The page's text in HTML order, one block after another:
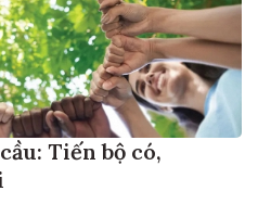
Tiến bộ có,